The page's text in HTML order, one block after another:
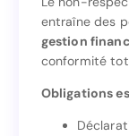
entraîne des
gestion
conformité
Obligations
Le non-
entraîne des